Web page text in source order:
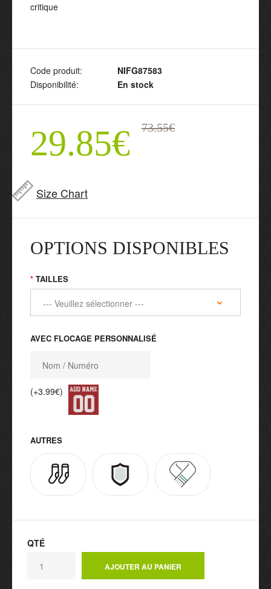
critique
Code produit:
NIFG87583
Disponibilité:
En stock
29.85€ 73.55€
Size Chart
OPTIONS DISPONIBLES
TAILLES
AVEC FLOCAGE PERSONNALISÉ
(+3.99€)
AUTRES
QTÉ